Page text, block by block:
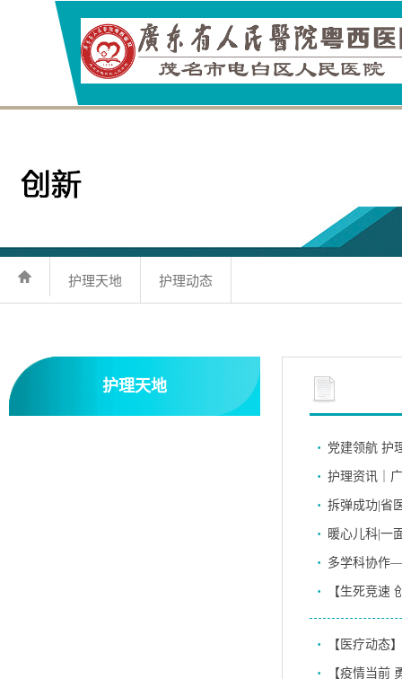
护理天地 护理动态
护理天地
· 党建领航 护
· 护理资讯｜
· 拆弹成功|省
· 暖心儿科|一
· 多学科协作
· 【生死竞速
· 【医疗动态
·